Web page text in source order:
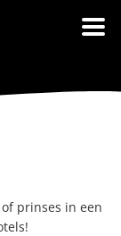
prinses in een